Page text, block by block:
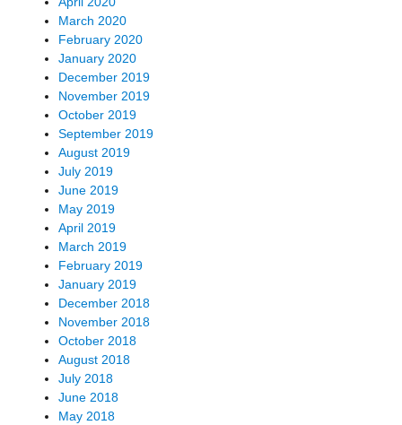
March 2020
February 2020
January 2020
December 2019
November 2019
October 2019
September 2019
August 2019
July 2019
June 2019
May 2019
April 2019
March 2019
February 2019
January 2019
December 2018
November 2018
October 2018
August 2018
July 2018
June 2018
May 2018